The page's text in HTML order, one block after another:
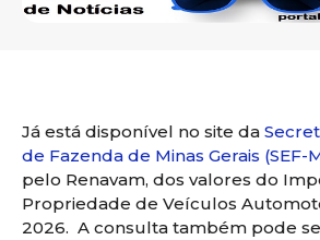
Já está disponível no site da
de Fazenda de Minas Gerais (SEF-
pelo Renavam, dos valores do
Propriedade de Veículos
2026. A consulta também pode